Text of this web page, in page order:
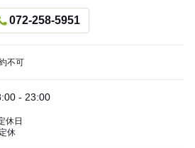
072-258-5951
不可
- 23:00
休日
休